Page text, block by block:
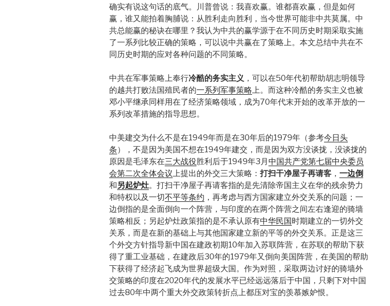
确实有说这句话的底气。川普曾说：我喜欢赢。谁都喜欢赢，但是如何
赢，谁又能拍着胸脯说：从胜利走向胜利，当今世界可能非中共莫属。中
共总能赢的秘诀在哪里？我认为中共的赢学源于在不同历史时期采取实施
了一系列比较正确的策略，可以说中共赢在了策略上。本文总结中共在不
同历史时期的应对各种问题的不同策略。
中共在军事策略上奉行冷酷的务实主义 ，可以在50年代初帮助胡志明领导
的越共打败法国殖民者的一系列军事策略 上。而这种冷酷的务实主义也被
邓小平继承同样用在了经济策略领域，成为70年代末开始的改革开放的一
系列改革措施的指导思想。
中美建交为什么不是在1949年而是在30年后的1979年（参考今日头
条），不是因为美国不想在1949年建交，而是因为双方没谈拢，没谈拢的
原因是毛泽东在三大战役胜利后于1949年3月中国共产党第七届中央委员
会第二次全体会议 上提出的外交三大策略： 打扫干净屋子再请客 ， 一边倒
和另起炉灶。打扫干净屋子再请客指的是先清除帝国主义在华的残余势力
和特权以及一切不平等条约 ，再考虑与西方国家建立外交关系的问题；一
边倒指的是全面倒向一个阵营，与印度的在两个阵营之间左右逢迎的骑墙
策略相反；另起炉灶政策指的是不承认原有中华民国时期建立的一切外交
关系，而是在新的基础上与其他国家建立新的平等的外交关系。正是这三
个外交方针指导新中国在建政初期10年加入苏联阵营，在苏联的帮助下获
得了重工业基础，在建政后30年的1979年又倒向美国阵营，在美国的帮助
下获得了经济起飞成为世界超级大国。作为对照，采取两边讨好的骑墙外
交策略的印度在2020年代的发展水平已经远远落后于中国，只剩下对中国
过去80年中两个重大外交政策转折点上都压对宝的羡慕嫉妒恨。